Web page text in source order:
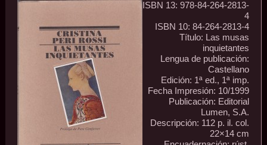
ISBN 13: 978-84-264-2813-
4
ISBN 10: 84-264-2813-4
Título: Las musas
inquietantes
Lengua de publicación:
Castellano
Edición: 1ª ed., 1ª imp.
Fecha Impresión: 10/1999
Publicación: Editorial
Lumen, S.A.
Descripción: 112 p. il. col.
22×14 cm